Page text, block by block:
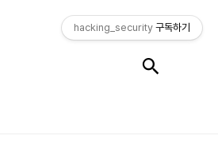
hacking_security 구독하기